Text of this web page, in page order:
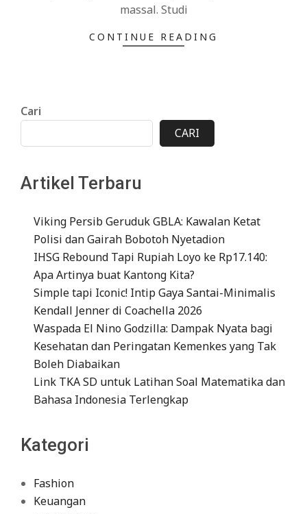
massal. Studi
CONTINUE READING
Cari
CARI
Artikel Terbaru
Viking Persib Geruduk GBLA: Kawalan Ketat
Polisi dan Gairah Bobotoh Nyetadion
IHSG Rebound Tapi Rupiah Loyo ke Rp17.140:
Apa Artinya buat Kantong Kita?
Simple tapi Iconic! Intip Gaya Santai-Minimalis
Kendall Jenner di Coachella 2026
Waspada El Nino Godzilla: Dampak Nyata bagi
Kesehatan dan Peringatan Kemenkes yang Tak
Boleh Diabaikan
Link TKA SD untuk Latihan Soal Matematika dan
Bahasa Indonesia Terlengkap
Kategori
Fashion
Keuangan